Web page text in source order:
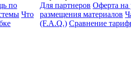
по
Что
Для партнеров Оферта на
размещения материалов
(F.A.Q.) Cравнение